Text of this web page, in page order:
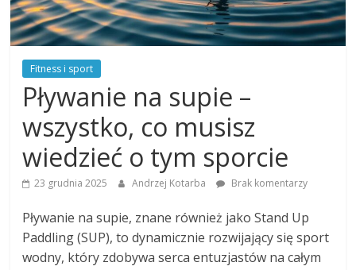
Fitness i sport
Pływanie na supie –
wszystko, co musisz
wiedzieć o tym sporcie
23 grudnia 2025 Andrzej Kotarba Brak komentarzy
Pływanie na supie, znane również jako Stand Up
Paddling (SUP), to dynamicznie rozwijający się sport
wodny, który zdobywa serca entuzjastów na całym